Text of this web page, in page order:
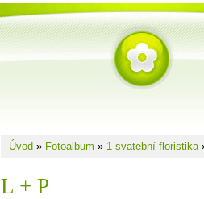
Úvod » Fotoalbum » 1 svatební floristika
L + P